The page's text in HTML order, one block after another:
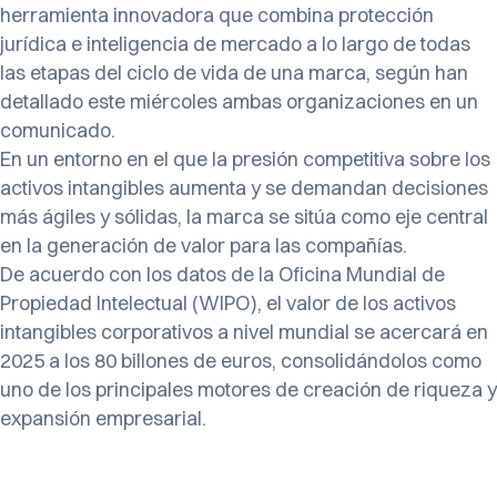
herramienta innovadora que combina protección
jurídica e inteligencia de mercado a lo largo de todas
las etapas del ciclo de vida de una marca, según han
detallado este miércoles ambas organizaciones en un
comunicado.
En un entorno en el que la presión competitiva sobre los
activos intangibles aumenta y se demandan decisiones
más ágiles y sólidas, la marca se sitúa como eje central
en la generación de valor para las compañías.
De acuerdo con los datos de la Oficina Mundial de
Propiedad Intelectual (WIPO), el valor de los activos
intangibles corporativos a nivel mundial se acercará en
2025 a los 80 billones de euros, consolidándolos como
uno de los principales motores de creación de riqueza y
expansión empresarial.